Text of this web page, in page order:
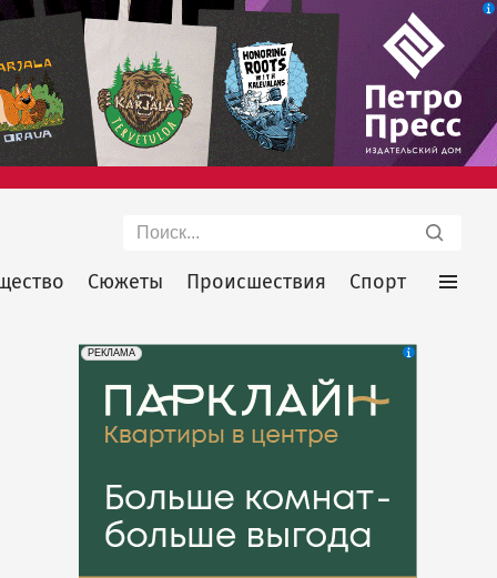
Поиск
Сюжеты Происшествия Спорт
erid: 2SDnjdeSPnB
РЕКЛАМА
Реклама